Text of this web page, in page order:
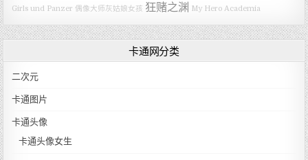
Girls und Panzer 偶像大师灰姑娘女孩 狂赌之渊 My Hero Academia
卡通网分类
二次元
卡通图片
卡通头像
卡通头像女生